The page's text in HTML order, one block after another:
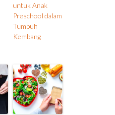
untuk Anak
Preschool dalam
Tumbuh
Kembang